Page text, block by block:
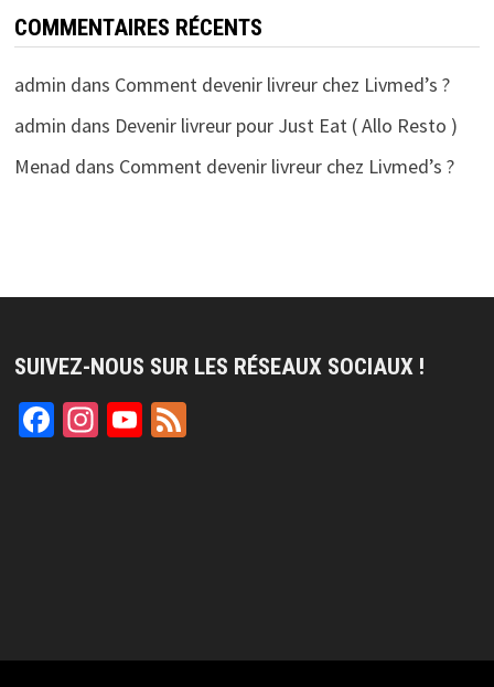
COMMENTAIRES RÉCENTS
admin dans Comment devenir livreur chez Livmed’s ?
admin dans Devenir livreur pour Just Eat ( Allo Resto )
Menad dans Comment devenir livreur chez Livmed’s ?
SUIVEZ-NOUS SUR LES RÉSEAUX SOCIAUX !
Facebook
Instagram
YouTube
Feed